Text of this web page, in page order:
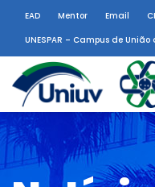
EAD Mentor Email
UNESPAR – Campus de